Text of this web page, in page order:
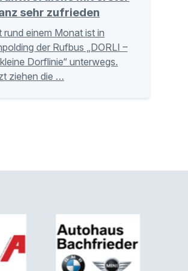
sehr zufrieden
rund einem Monat ist in
der Rufbus „DORLI –
Dorflinie“ unterwegs.
ziehen die …